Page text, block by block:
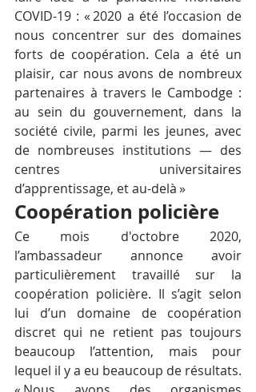
COVID-19 : « 2020 a été l’occasion de
nous concentrer sur des domaines
forts de coopération. Cela a été un
plaisir, car nous avons de nombreux
partenaires à travers le Cambodge :
au sein du gouvernement, dans la
société civile, parmi les jeunes, avec
de nombreuses institutions — des
centres universitaires
d’apprentissage, et au-delà »
Coopération policière
Ce mois d'octobre 2020,
l’ambassadeur annonce avoir
particulièrement travaillé sur la
coopération policière. Il s’agit selon
lui d’un domaine de coopération
discret qui ne retient pas toujours
beaucoup l’attention, mais pour
lequel il y a eu beaucoup de résultats.